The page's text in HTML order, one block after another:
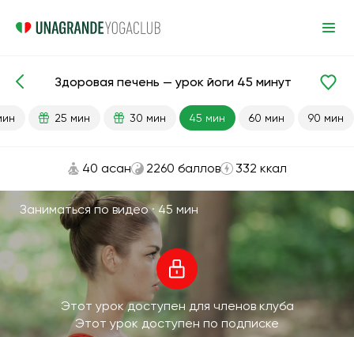
Готовые уроки Печень Пищеварение
Здоровая печень — урок йоги 45 минут
25 мин 30 мин 45 мин 60 мин 90 мин
40 асан 2260 баллов 332 ккал
Заниматься по видео ·45 мин
Этот урок доступен для членов клуба
Этот урок доступен по подписке